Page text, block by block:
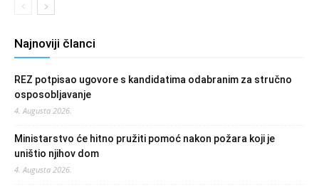
Najnoviji članci
REZ potpisao ugovore s kandidatima odabranim za stručno
osposobljavanje
4. Augusta 2026.
Ministarstvo će hitno pružiti pomoć nakon požara koji je
uništio njihov dom
4. Augusta 2026.